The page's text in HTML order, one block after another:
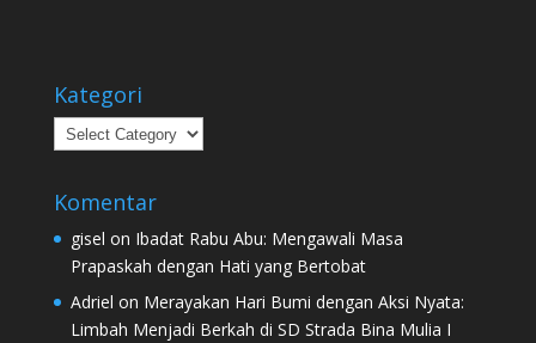
Kategori
Kategori
Komentar
gisel on Ibadat Rabu Abu: Mengawali Masa
Prapaskah dengan Hati yang Bertobat
Adriel on Merayakan Hari Bumi dengan Aksi Nyata:
Limbah Menjadi Berkah di SD Strada Bina Mulia I